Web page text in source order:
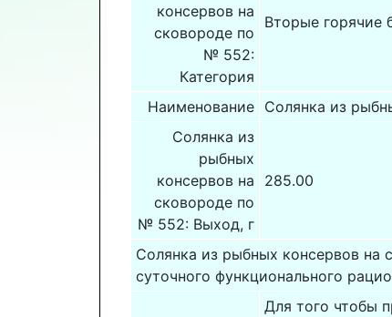
консервов на
сковороде по
№ 552:
Категория
Вторые горячие
Наименование Солянка из
Солянка из
рыбных
консервов на
сковороде по
№ 552: Выход, г
285.00
Солянка из рыбных консервов
суточного функционального
Для того чтобы